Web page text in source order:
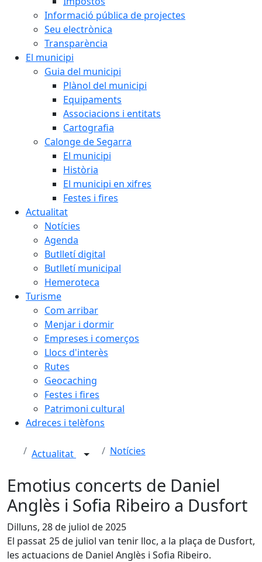
Informació pública de projectes
Seu electrònica
Transparència
El municipi
Guia del municipi
Plànol del municipi
Equipaments
Associacions i entitats
Cartografia
Calonge de Segarra
El municipi
Història
El municipi en xifres
Festes i fires
Actualitat
Notícies
Agenda
Butlletí digital
Butlletí municipal
Hemeroteca
Turisme
Com arribar
Menjar i dormir
Empreses i comerços
Llocs d'interès
Rutes
Geocaching
Festes i fires
Patrimoni cultural
Adreces i telèfons
Actualitat Notícies
Emotius concerts de Daniel
Anglès i Sofia Ribeiro a Dusfort
Dilluns, 28 de juliol de 2025
El passat 25 de juliol van tenir lloc, a la plaça de Dusfort,
les actuacions de Daniel Anglès i Sofia Ribeiro.